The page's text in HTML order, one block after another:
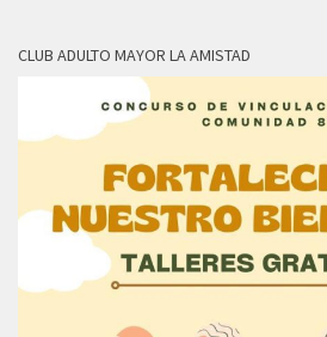
CLUB ADULTO MAYOR LA AMISTAD